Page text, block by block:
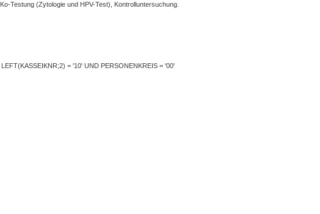
Testung (Zytologie und HPV-Test), Kontrolluntersuchung.
= '10' UND PERSONENKREIS = '00'